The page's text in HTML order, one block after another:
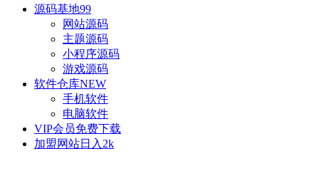
源码基地99
网站源码
主题源码
小程序源码
游戏源码
软件仓库NEW
手机软件
电脑软件
VIP会员免费下载
加盟网站日入2k